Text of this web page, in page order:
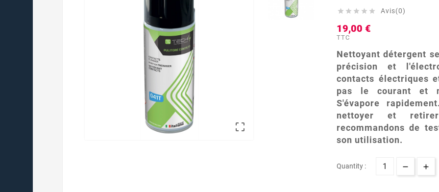

     Avis(0)
19,00 €
TTC
Nettoyant détergent
précision et
contacts électriques
pas le courant et
S'évapore
nettoyer et
recommandons de
son utilisation.
Quantity :